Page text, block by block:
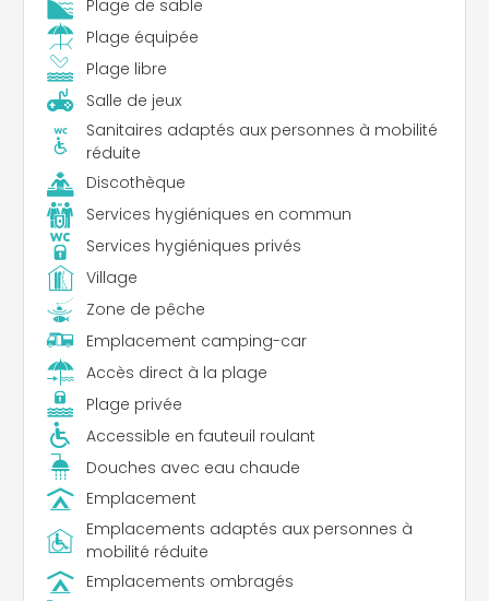
Plage de sable
Plage équipée
Plage libre
Salle de jeux
Sanitaires adaptés aux personnes à mobilité
réduite
Discothèque
Services hygiéniques en commun
Services hygiéniques privés
Village
Zone de pêche
Emplacement camping-car
Accès direct à la plage
Plage privée
Accessible en fauteuil roulant
Douches avec eau chaude
Emplacement
Emplacements adaptés aux personnes à
mobilité réduite
Emplacements ombragés